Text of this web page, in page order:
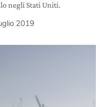
negli Stati Uniti.
2019